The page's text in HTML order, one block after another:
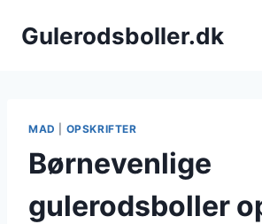
Gulerodsboller.dk
MAD OPSKRIFTER
Børnevenlige
gulerodsboller